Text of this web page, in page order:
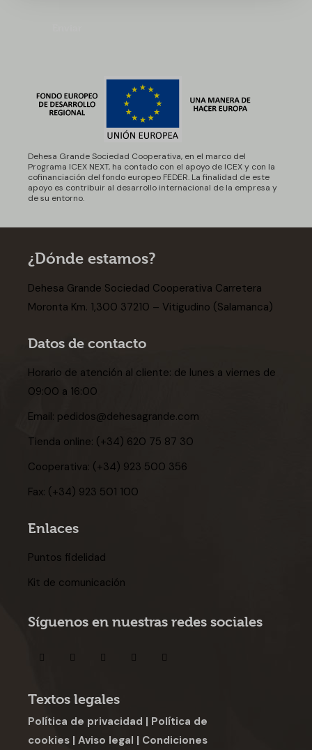
¿Dónde estamos?
Dehesa Grande Sociedad Cooperativa Carretera
Moronta Km. 1,300 37210 – Vitigudino (Salamanca)
Datos de contacto
Horario de atención al cliente: de lunes a viernes de
09:00 a 16:00
Email: pedidos@dehesagrande.com
Tienda online: (+34) 620 75 87 30
Cooperativa: (+34) 923 500 356
Fax: (+34) 923 501 100
Enlaces
Puntos fidelidad
Kit de comunicación
Síguenos en nuestras redes sociales
Textos legales
Política de privacidad | Política de
cookies | Aviso legal | Condiciones
Dehesa Grande Sociedad Cooperativa, en el marco del
Programa ICEX NEXT, ha contado con el apoyo de ICEX y con la
cofinanciación del fondo europeo FEDER. La finalidad de este
apoyo es contribuir al desarrollo internacional de la empresa y
de su entorno.